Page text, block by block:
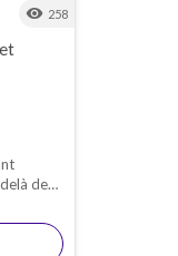
visibility 258
des